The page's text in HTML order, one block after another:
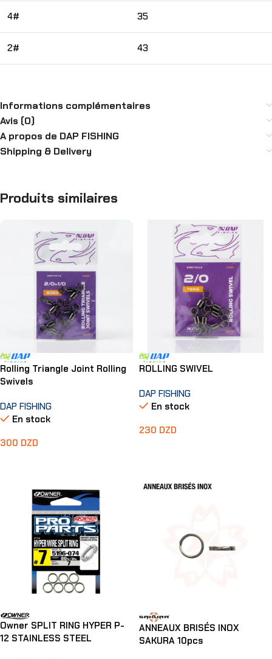
4# 35
2# 43
Informations complémentaires
Avis (0)
A propos de DAP FISHING
Shipping & Delivery
Produits similaires
Rolling Triangle Joint Rolling
Swivels
DAP FISHING
En stock
300 DZD
ROLLING SWIVEL
DAP FISHING
En stock
230 DZD
Owner SPLIT RING HYPER P-
12 STAINLESS STEEL
ANNEAUX BRISÉS INOX
SAKURA 10pcs